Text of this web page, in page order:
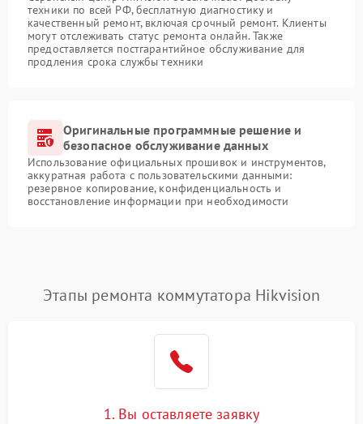
техники по всей РФ, бесплатную диагностику и
качественный ремонт, включая срочный ремонт. Клиенты
могут отслеживать статус ремонта онлайн. Также
предоставляется постгарантийное обслуживание для
продления срока службы техники
Оригинальные программные решение и
безопасное обслуживание данных
Использование официальных прошивок и инструментов,
аккуратная работа с пользовательскими данными:
резервное копирование, конфиденциальность и
восстановление информации при необходимости
Этапы ремонта коммутатора Hikvision
1. Вы оставляете заявку